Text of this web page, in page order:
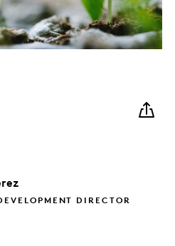
DIRECTOR